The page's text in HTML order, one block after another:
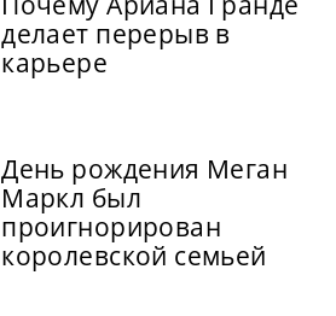
делает перерыв в
карьере
День рождения Меган
Маркл был
проигнорирован
королевской семьей